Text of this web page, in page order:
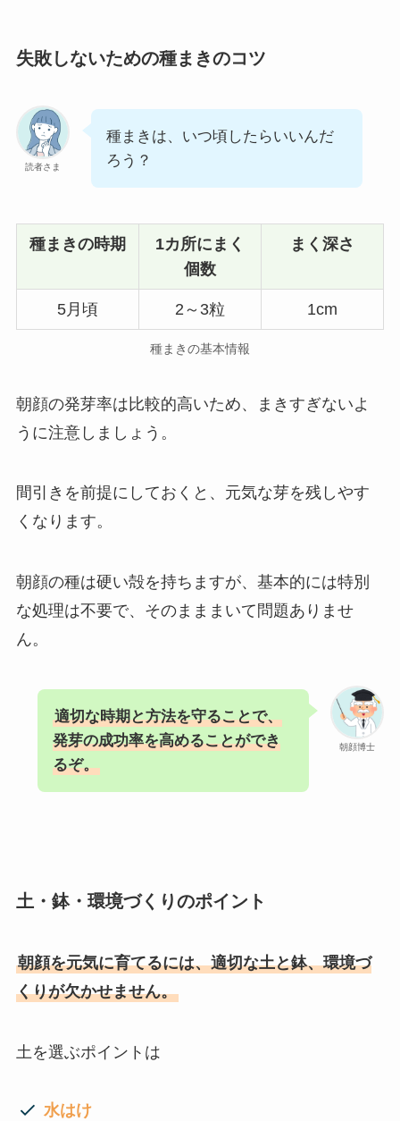
失敗しないための種まきのコツ
読者さま
種まきは、いつ頃したらいいんだ
ろう？
種まきの時期
1カ所にまく
個数
まく深さ
5月頃 2～3粒 1cm
種まきの基本情報
朝顔の発芽率は比較的高いため、まきすぎないよ
うに注意しましょう。
間引きを前提にしておくと、元気な芽を残しやす
くなります。
朝顔の種は硬い殻を持ちますが、基本的には特別
な処理は不要で、そのまままいて問題ありませ
ん。
朝顔博士
適切な時期と方法を守ることで、
発芽の成功率を高めることができ
るぞ。
土・鉢・環境づくりのポイント
朝顔を元気に育てるには、適切な土と鉢、環境づ
くりが欠かせません。
土を選ぶポイントは
水はけ